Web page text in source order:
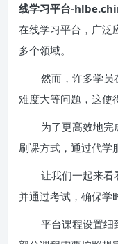
线学习平台-
在线学习平台，广泛
多个领域。
然而，许多学员
难度大等问题，这使
为了更高效地
刷课方式，通过代学
让我们一起来看
并通过考试，确保学
平台课程设置细